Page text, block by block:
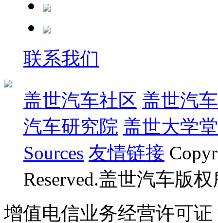
联系我们
盖世汽车社区 盖世汽
汽车研究院 盖世大学堂
Sources 友情链接
Reserved.盖世汽车版
增值电信业务经营许可证